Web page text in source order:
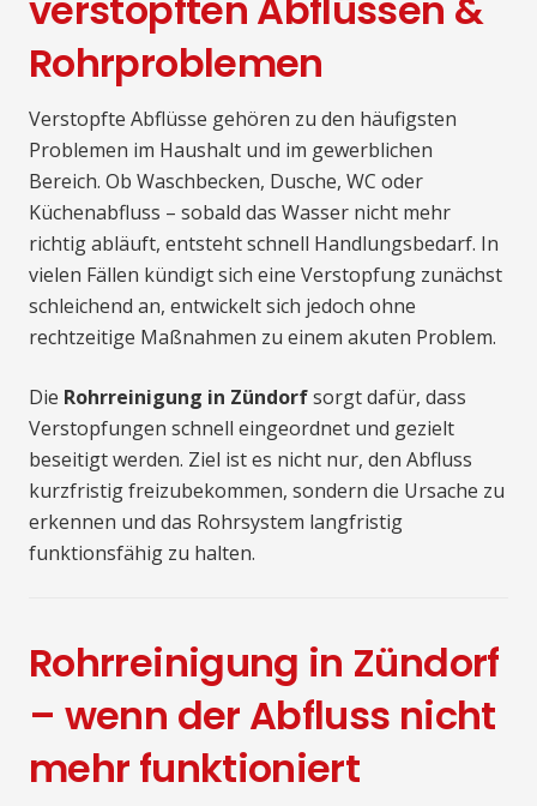
Rohrproblemen
Verstopfte Abflüsse gehören zu den häufigsten
Problemen im Haushalt und im gewerblichen
Bereich. Ob Waschbecken, Dusche, WC oder
Küchenabfluss – sobald das Wasser nicht mehr
richtig abläuft, entsteht schnell Handlungsbedarf. In
vielen Fällen kündigt sich eine Verstopfung zunächst
schleichend an, entwickelt sich jedoch ohne
rechtzeitige Maßnahmen zu einem akuten Problem.
Die Rohrreinigung in Zündorfsorgt dafür, dass
Verstopfungen schnell eingeordnet und gezielt
beseitigt werden. Ziel ist es nicht nur, den Abfluss
kurzfristig freizubekommen, sondern die Ursache zu
erkennen und das Rohrsystem langfristig
funktionsfähig zu halten.
Rohrreinigung in Zündorf
– wenn der Abfluss nicht
mehr funktioniert